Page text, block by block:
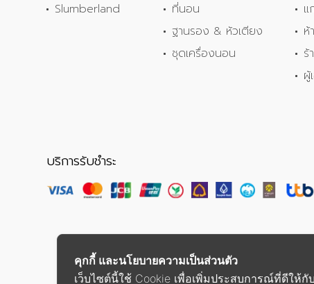
Slumberland
ที่นอน
ฐานรอง & หัวเตียง
ชุดเครื่องนอน
แ
ห้
ร้
ผู้
บริการรับชำระ
คุกกี้ และนโยบายความเป็นส่วนตัว
เว็บไซต์นี้ใช้ Cookie เพื่อเพิ่มประสบการณ์ที่ดีให้กั